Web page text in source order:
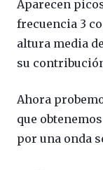
Aparecen
frecuencia 3
altura media
su
Ahora
que
por una onda